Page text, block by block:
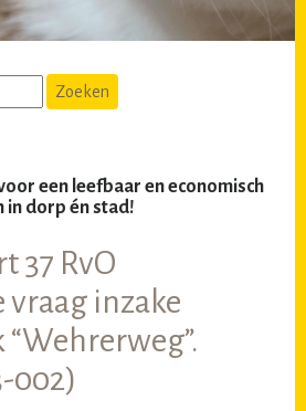
een leefbaar en economisch
in dorp én stad!
37 RvO
inzake
002)